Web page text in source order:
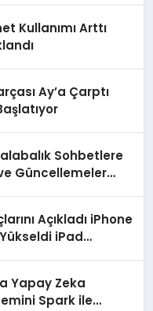
Kullanımı Arttı
Ay’a Çarptı
Sohbetlere
Güncellemeler
Açıkladı iPhone
iPad
Yapay Zeka
Spark ile